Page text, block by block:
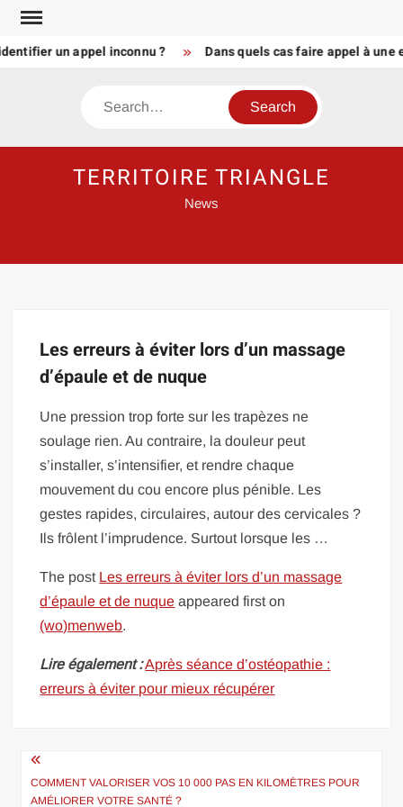
Skip
content un appel inconnu ? Dans quels cas faire appel à
Search
TERRITOIRE TRIANGLE
News
Les erreurs à éviter lors d’un massage
d’épaule et de nuque
Une pression trop forte sur les trapèzes ne
soulage rien. Au contraire, la douleur peut
s’installer, s’intensifier, et rendre chaque
mouvement du cou encore plus pénible. Les
gestes rapides, circulaires, autour des cervicales ?
Ils frôlent l’imprudence. Surtout lorsque les …
The post Les erreurs à éviter lors d’un massage
d’épaule et de nuque appeared first on
(wo)menweb.
Lire également :Après séance d’ostéopathie :
erreurs à éviter pour mieux récupérer
Navigation
de
COMMENT VALORISER VOS 10 000 PAS EN KILOMÈTRES POUR
AMÉLIORER VOTRE SANTÉ ?